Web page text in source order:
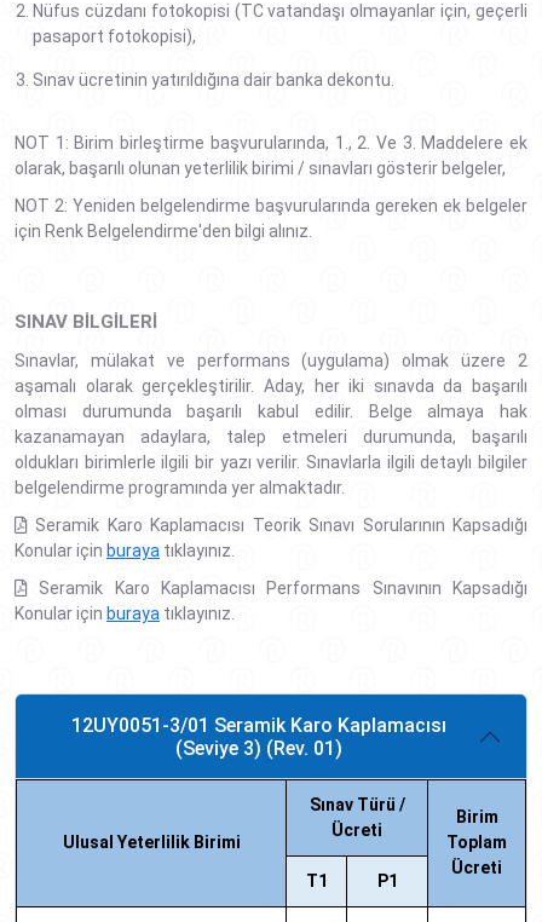
Nüfus cüzdanı fotokopisi (TC vatandaşı olmayanlar için, geçerli
pasaport fotokopisi),
Sınav ücretinin yatırıldığına dair banka dekontu.
NOT 1: Birim birleştirme başvurularında, 1., 2. Ve 3. Maddelere ek
olarak, başarılı olunan yeterlilik birimi / sınavları gösterir belgeler,
NOT 2: Yeniden belgelendirme başvurularında gereken ek belgeler
için Renk Belgelendirme'den bilgi alınız.
SINAV BILGILERI
Sınavlar, mülakat ve performans (uygulama) olmak üzere 2
aşamalı olarak gerçekleştirilir. Aday, her iki sınavda da başarılı
olması durumunda başarılı kabul edilir. Belge almaya hak
kazanamayan adaylara, talep etmeleri durumunda, başarılı
oldukları birimlerle ilgili bir yazı verilir. Sınavlarla ilgili detaylı bilgiler
belgelendirme programında yer almaktadır.
Seramik Karo Kaplamacısı Teorik Sınavı Sorularının Kapsadığı
Konular için buraya tıklayınız.
Seramik Karo Kaplamacısı Performans Sınavının Kapsadığı
Konular için buraya tıklayınız.
12UY0051-3/01 Seramik Karo Kaplamacısı
(Seviye 3) (Rev. 01)
Ulusal Yeterlilik Birimi
Sınav Türü /
Ücreti
Birim
Toplam
Ücreti
T1 P1